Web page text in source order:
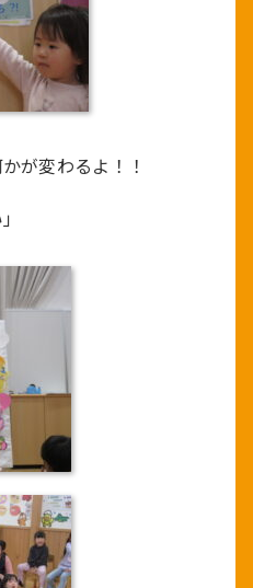
が変わるよ！！